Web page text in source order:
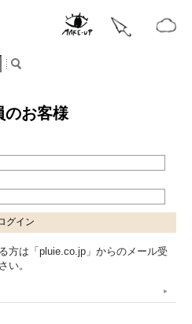
のお客様
方は「pluie.co.jp」からのメール受
い。